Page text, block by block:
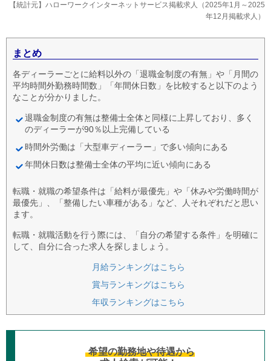
【統計元】ハローワークインターネットサービス掲載求人（2025年1月～2025
年12月掲載求人）
まとめ
各ディーラーごとに給料以外の「退職金制度の有無」や「月間の
平均時間外勤務時間数」「年間休日数」を比較すると以下のよう
なことが分かりました。
退職金制度の有無は整備士全体と同様に上昇しており、多く
のディーラーが90％以上完備している
時間外労働は「大型車ディーラー」で多い傾向にある
年間休日数は整備士全体の平均に近い傾向にある
転職・就職の希望条件は「給料が最優先」や「休みや労働時間が
最優先」、「整備したい車種がある」など、人それぞれだと思い
ます。
転職・就職活動を行う際には、「自分の希望する条件」を明確に
して、自分に合った求人を探しましょう。
月給ランキングはこちら
賞与ランキングはこちら
年収ランキングはこちら
希望の勤務地や待遇から